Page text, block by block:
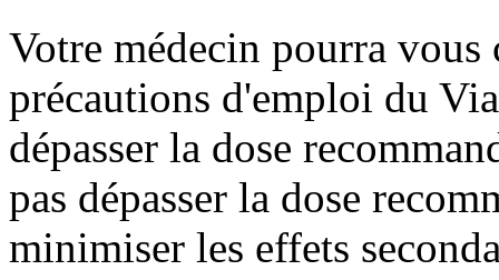
Votre médecin pourra
précautions d'emploi du
dépasser la dose
pas dépasser la dose
minimiser les effets